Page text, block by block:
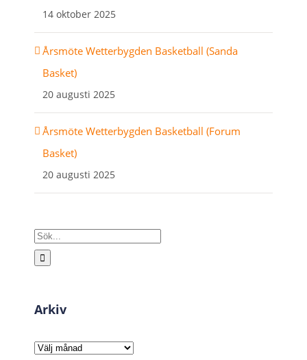
14 oktober 2025
Årsmöte Wetterbygden Basketball (Sanda
Basket)
20 augusti 2025
Årsmöte Wetterbygden Basketball (Forum
Basket)
20 augusti 2025
Sök
efter:
Arkiv
Arkiv